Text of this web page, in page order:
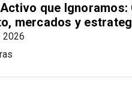
que
mercados y
2026